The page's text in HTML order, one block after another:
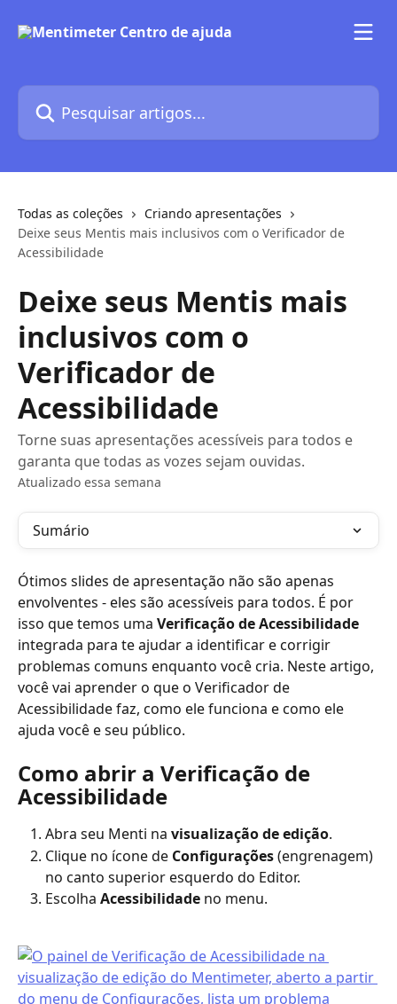
Pesquisar artigos...
Todas as coleções
Criando apresentações
Deixe seus Mentis mais inclusivos com o Verificador de
Acessibilidade
Deixe seus Mentis mais
inclusivos com o
Verificador de
Acessibilidade
Torne suas apresentações acessíveis para todos e
garanta que todas as vozes sejam ouvidas.
Atualizado essa semana
Sumário
Ótimos slides de apresentação não são apenas
envolventes - eles são acessíveis para todos. É por
isso que temos uma Verificação de Acessibilidade
integrada para te ajudar a identificar e corrigir
problemas comuns enquanto você cria. Neste artigo,
você vai aprender o que o Verificador de
Acessibilidade faz, como ele funciona e como ele
ajuda você e seu público.
Como abrir a Verificação de
Acessibilidade
Abra seu Menti na visualização de edição.
Clique no ícone de Configurações (engrenagem)
no canto superior esquerdo do Editor.
Escolha Acessibilidade no menu.